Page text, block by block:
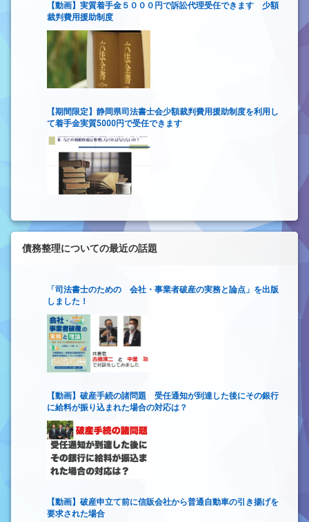
【動画】実質着手金５０００円で訴訟代理受任できます 少額
裁判費用援助制度
【期間限定】静岡県司法書士会少額裁判費用援助制度を利用し
て着手金実質5000円で受任できます
債務整理についての最近の話題
「司法書士のための 会社・事業者破産の実務と論点」を出版
しました！
【動画】破産手続の諸問題 受任通知が到達した後にその銀行
に給料が振り込まれた場合の対応は？
【動画】破産申立て前に信販会社から普通自動車の引き揚げを
要求された場合